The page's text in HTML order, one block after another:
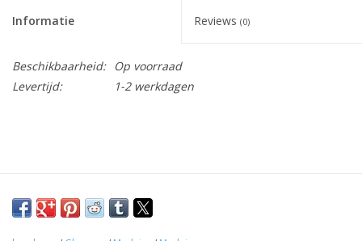
Informatie Reviews (0)
Beschikbaarheid:
Op voorraad
Levertijd:
1-2 werkdagen